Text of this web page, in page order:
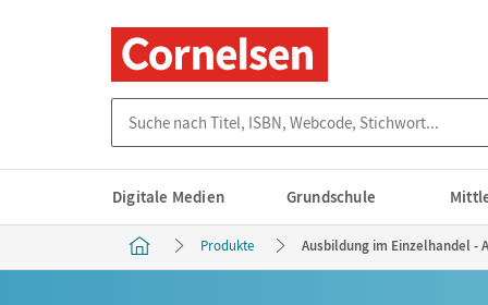
Digitale Medien Grundschule
Produkte Ausbildung im Einzelhandel -